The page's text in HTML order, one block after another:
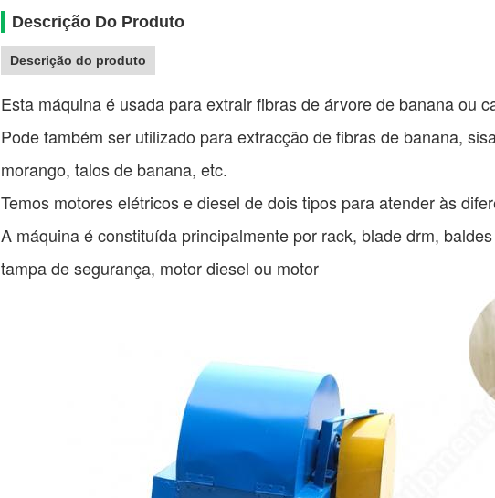
Descrição Do Produto
Descrição do produto
Esta máquina é usada para extrair fibras de árvore de banana ou
Pode também ser utilizado para extracção de fibras de banana,
morango, talos de banana, etc.
Temos motores elétricos e diesel de dois tipos para atender às
A máquina é constituída principalmente por rack, blade drm,
tampa de segurança, motor diesel ou motor